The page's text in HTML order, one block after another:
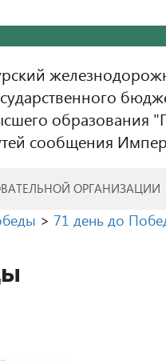
образования
сообщения
ОРГАНИЗАЦИИ
> 71 день до